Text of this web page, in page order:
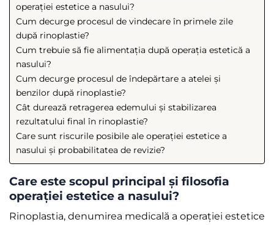
operației estetice a nasului?
Cum decurge procesul de vindecare în primele zile
după rinoplastie?
Cum trebuie să fie alimentația după operația estetică a
nasului?
Cum decurge procesul de îndepărtare a atelei și
benzilor după rinoplastie?
Cât durează retragerea edemului și stabilizarea
rezultatului final în rinoplastie?
Care sunt riscurile posibile ale operației estetice a
nasului și probabilitatea de revizie?
Care este scopul principal și filosofia
operației estetice a nasului?
Rinoplastia, denumirea medicală a operației estetice